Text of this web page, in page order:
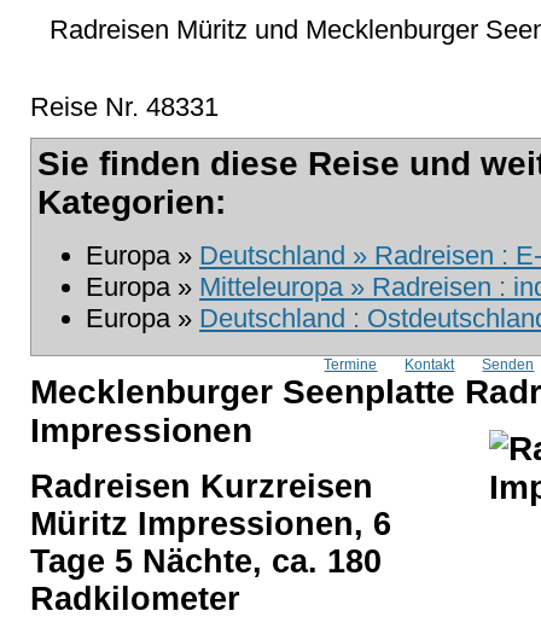
Radreisen Müritz und Mecklenburger
Reise Nr. 48331
Sie finden diese Reise und
Kategorien:
Europa » Deutschland » Radreisen :
Europa » Mitteleuropa » Radreisen :
Europa » Deutschland :
Termine Kontakt Senden
Mecklenburger Seenplatte
Impressionen
Radreisen Kurzreisen
Müritz Impressionen, 6
Tage 5 Nächte, ca. 180
Radkilometer